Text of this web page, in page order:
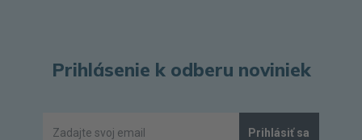
Prihlásenie k odberu noviniek
Prihlásiť sa